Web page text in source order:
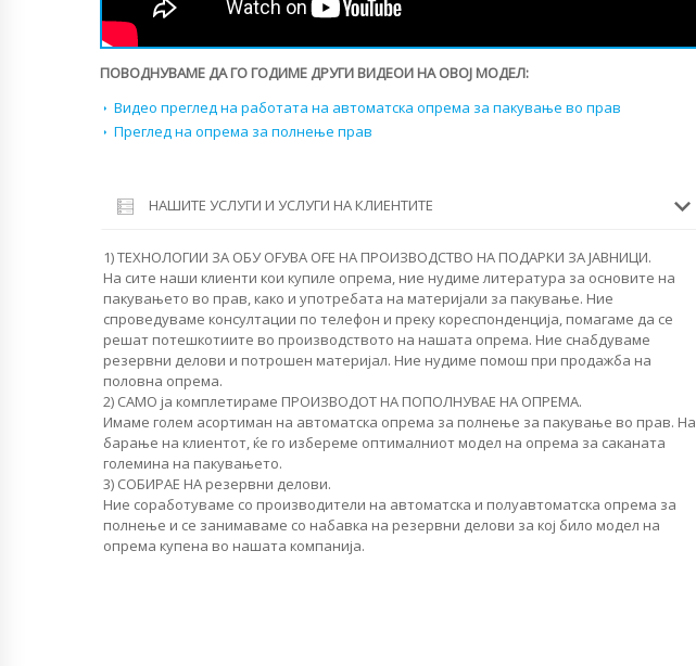
ПОВОДНУВАМЕ ДА ГО ГОДИМЕ ДРУГИ ВИДЕОИ НА ОВОЈ МОДЕЛ:
Видео преглед на работата на автоматска опрема за пакување во прав
Преглед на опрема за полнење прав
НАШИТЕ УСЛУГИ И УСЛУГИ НА КЛИЕНТИТЕ
1) ТЕХНОЛОГИИ ЗА ОБУ OFУВА OFЕ НА ПРОИЗВОДСТВО НА ПОДАРКИ ЗА ЈАВНИЦИ.
На сите наши клиенти кои купиле опрема, ние нудиме литература за основите на
пакувањето во прав, како и употребата на материјали за пакување. Ние
спроведуваме консултации по телефон и преку кореспонденција, помагаме да се
решат потешкотиите во производството на нашата опрема. Ние снабдуваме
резервни делови и потрошен материјал. Ние нудиме помош при продажба на
половна опрема.
2) САМО ја комплетираме ПРОИЗВОДОТ НА ПОПОЛНУВАЕ НА ОПРЕМА.
Имаме голем асортиман на автоматска опрема за полнење за пакување во прав. На
барање на клиентот, ќе го избереме оптималниот модел на опрема за саканата
големина на пакувањето.
3) СОБИРАЕ НА резервни делови.
Ние соработуваме со производители на автоматска и полуавтоматска опрема за
полнење и се занимаваме со набавка на резервни делови за кој било модел на
опрема купена во нашата компанија.